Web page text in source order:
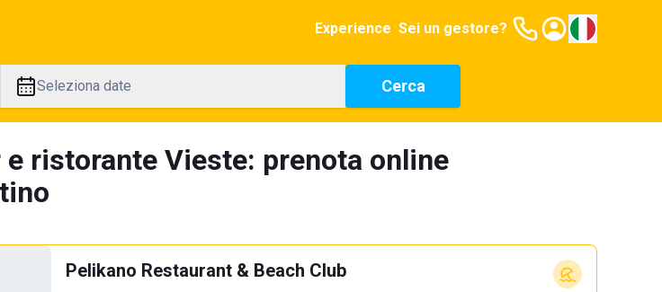
Experience Sei un gestore?
Seleziona date Cerca
e ristorante Vieste: prenota online
Pelikano Restaurant & Beach Club